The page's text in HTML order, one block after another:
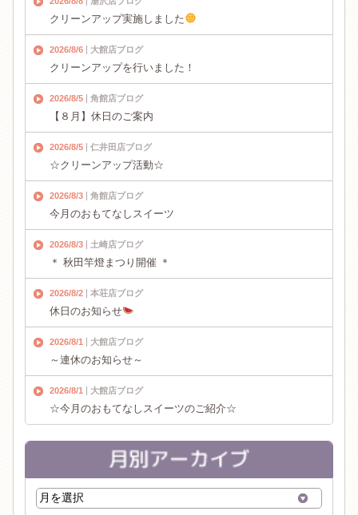
クリーンアップ実施しました
2026/8/6 大館店ブログ
クリーンアップを行いました！
2026/8/5 角館店ブログ
【８月】休日のご案内
2026/8/5 仁井田店ブログ
☆クリーンアップ活動☆
2026/8/3 角館店ブログ
今月のおもてなしスイーツ
2026/8/3 土崎店ブログ
＊ 秋田竿燈まつり開催 ＊
2026/8/2 本荘店ブログ
休日のお知らせ
2026/8/1 大館店ブログ
～連休のお知らせ～
2026/8/1 大館店ブログ
☆今月のおもてなしスイーツのご紹介☆